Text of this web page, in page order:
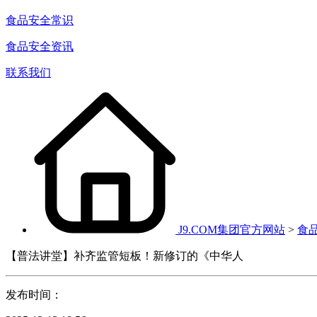
食品安全常识
食品安全资讯
联系我们
J9.COM集团官方网站 > 食
【普法讲堂】补齐监管短板！新修订的《中华人
发布时间：